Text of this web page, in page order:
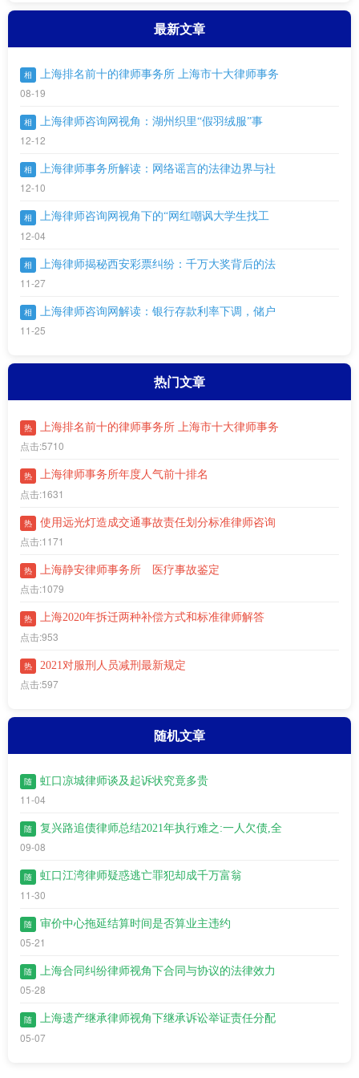
最新文章
相 上海排名前十的律师事务所 上海市十大律师事务
08-19
相 上海律师咨询网视角：湖州织里“假羽绒服”事
12-12
相 上海律师事务所解读：网络谣言的法律边界与社
12-10
相 上海律师咨询网视角下的“网红嘲讽大学生找工
12-04
相 上海律师揭秘西安彩票纠纷：千万大奖背后的法
11-27
相 上海律师咨询网解读：银行存款利率下调，储户
11-25
热门文章
热 上海排名前十的律师事务所 上海市十大律师事务
点击:5710
热 上海律师事务所年度人气前十排名
点击:1631
热 使用远光灯造成交通事故责任划分标准律师咨询
点击:1171
热 上海静安律师事务所 医疗事故鉴定
点击:1079
热 上海2020年拆迁两种补偿方式和标准律师解答
点击:953
热 2021对服刑人员减刑最新规定
点击:597
随机文章
随 虹口凉城律师谈及起诉状究竟多贵
11-04
随 复兴路追债律师总结2021年执行难之:一人欠债,全
09-08
随 虹口江湾​律师疑惑逃亡罪犯却成千万富翁
11-30
随 审价中心拖延结算时间是否算业主违约
05-21
随 上海合同纠纷律师视角下合同与协议的法律效力
05-28
随 上海遗产继承律师视角下继承诉讼举证责任分配
05-07